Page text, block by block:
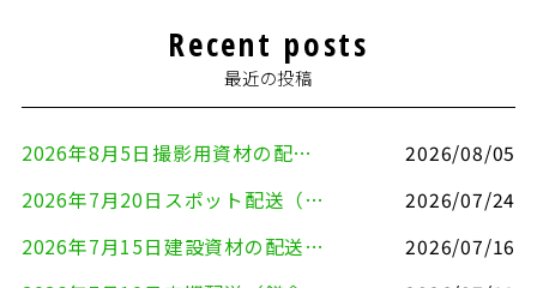
Recent posts
最近の投稿
2026年8月5日撮影用資材の配送（鎌倉市⇒港区）
2026/08/05
2026年7月20日スポット配送（横浜市金沢区⇒愛知県豊川市）
2026/07/24
2026年7月15日建設資材の配送（横浜市金沢区⇒横須賀市）
2026/07/16